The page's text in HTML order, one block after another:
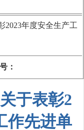
2023年度安全生产工
于表彰2
作先进单